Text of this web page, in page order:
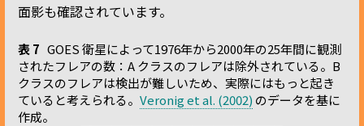
面影も確認されています。
表 7 GOES 衛星によって1976年から2000年の25年間に観測
されたフレアの数：A クラスのフレアは除外されている。B
クラスのフレアは検出が難しいため、実際にはもっと起き
ていると考えられる。 Veronig et al. (2002) のデータを基に
作成。